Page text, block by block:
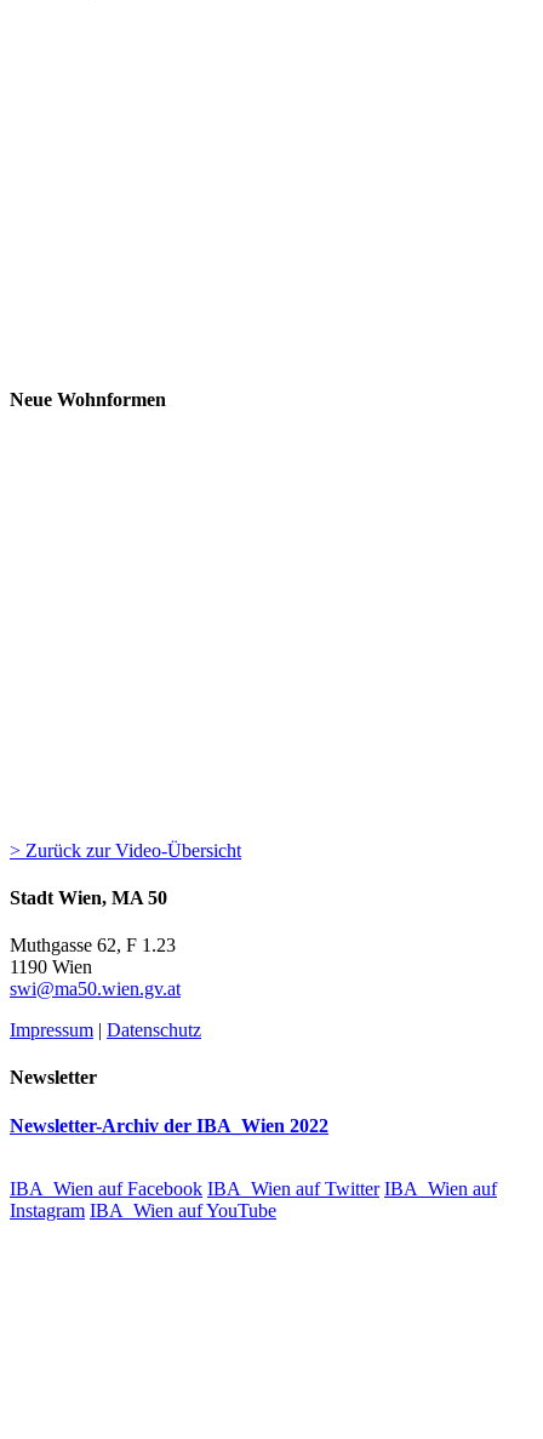
Neue Wohnformen
> Zurück zur Video-Übersicht
Stadt Wien, MA 50
Muthgasse 62, F 1.23
1190 Wien
swi@ma50.wien.gv.at
Impressum | Datenschutz
Newsletter
Newsletter-Archiv der IBA_Wien 2022
IBA_Wien auf Facebook IBA_Wien auf Twitter IBA_Wien auf
Instagram IBA_Wien auf YouTube